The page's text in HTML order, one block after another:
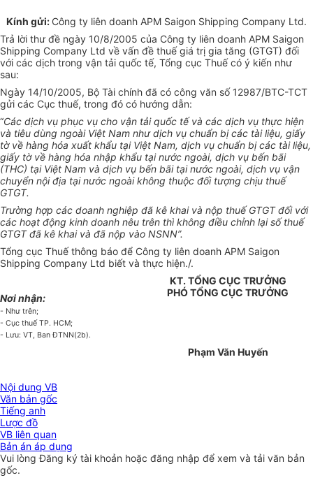
Kính gửi: Công ty liên doanh APM Saigon Shipping Company Ltd.
Trả lời thư đề ngày 10/8/2005 của Công ty liên doanh APM Saigon
Shipping Company Ltd về vấn đề thuế giá trị gia tăng (GTGT) đối
với các dịch trong vận tải quốc tế, Tổng cục Thuế có ý kiến như
sau:
Ngày 14/10/2005, Bộ Tài chính đã có công văn số 12987/BTC-TCT
gửi các Cục thuế, trong đó có hướng dẫn:
“Các dịch vụ phục vụ cho vận tải quốc tế và các dịch vụ thực hiện
và tiêu dùng ngoài Việt Nam như dịch vụ chuẩn bị các tài liệu, giấy
tờ về hàng hóa xuất khẩu tại Việt Nam, dịch vụ chuẩn bị các tài liệu,
giấy tờ về hàng hóa nhập khẩu tại nước ngoài, dịch vụ bến bãi
(THC) tại Việt Nam và dịch vụ bến bãi tại nước ngoài, dịch vụ vận
chuyển nội địa tại nước ngoài không thuộc đối tượng chịu thuế
GTGT.
Trường hợp các doanh nghiệp đã kê khai và nộp thuế GTGT đối với
các hoạt động kinh doanh nêu trên thì không điều chỉnh lại số thuế
GTGT đã kê khai và đã nộp vào NSNN”.
Tổng cục Thuế thông báo để Công ty liên doanh APM Saigon
Shipping Company Ltd biết và thực hiện./.
Nơi nhận:
- Như trên;
- Cục thuế TP. HCM;
- Lưu: VT, Ban ĐTNN(2b).
KT. TỔNG CỤC TRƯỞNG
PHÓ TỔNG CỤC TRƯỞNG
Phạm Văn Huyến
Nội dung VB
Văn bản gốc
Tiếng anh
Lược đồ
VB liên quan
Bản án áp dụng
Vui lòngĐăng ký tài khoản hoặc đăng nhập để xem và tải văn bản
gốc.